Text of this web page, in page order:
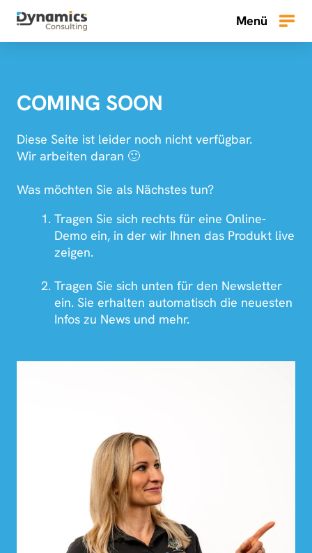
Zum
Inhalt
springen
Menü
Menü
COMING SOON
Diese Seite ist leider noch nicht verfügbar.
Wir arbeiten daran 🙂
Was möchten Sie als Nächstes tun?
Tragen Sie sich rechts für eine Online-
Demo ein, in der wir Ihnen das Produkt live
zeigen.
Tragen Sie sich unten für den Newsletter
ein. Sie erhalten automatisch die neuesten
Infos zu News und mehr.